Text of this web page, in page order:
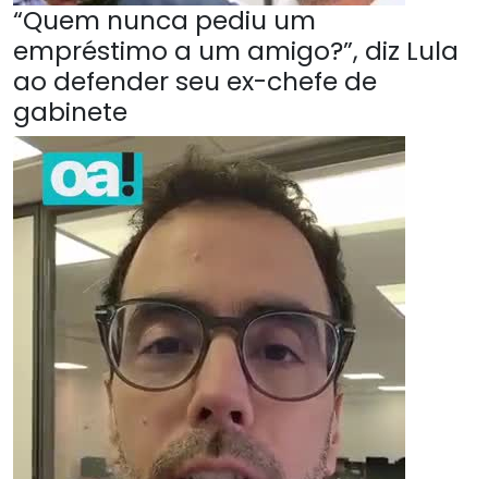
“Quem nunca pediu um
empréstimo a um amigo?”, diz Lula
ao defender seu ex-chefe de
gabinete